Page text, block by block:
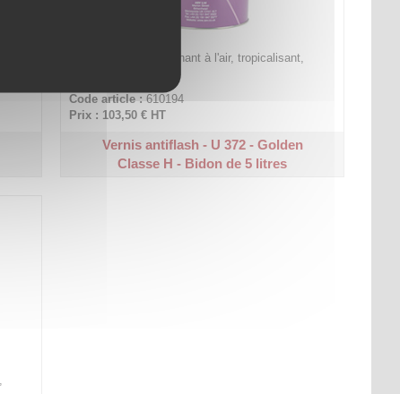
Vernis air Alkyde séchant à l'air, tropicalisant,
Code article : 610194
Prix : 103,50 € HT
Vernis antiflash - U 372 - Golden
Classe H - Bidon de 5 litres